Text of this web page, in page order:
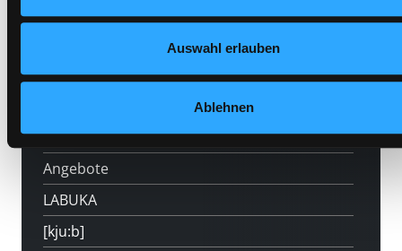
Auswahl erlauben
Ablehnen
Hotline (Mo-Fr 9 bis 17 Uhr): 0316 872-
Mitgliedschaft
Angebote
LABUKA
[kju:b]